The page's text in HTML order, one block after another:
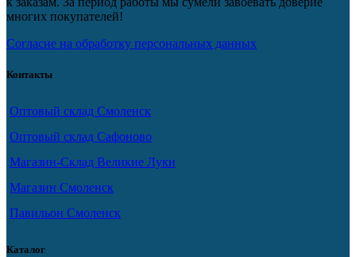
многих покупателей!
Согласие на обработку персональных данных
Контакты
Оптовый склад Смоленск
Оптовый склад Сафоново
Магазин-Склад Великие Луки
Магазин Смоленск
Павильон Смоленск
Каталог